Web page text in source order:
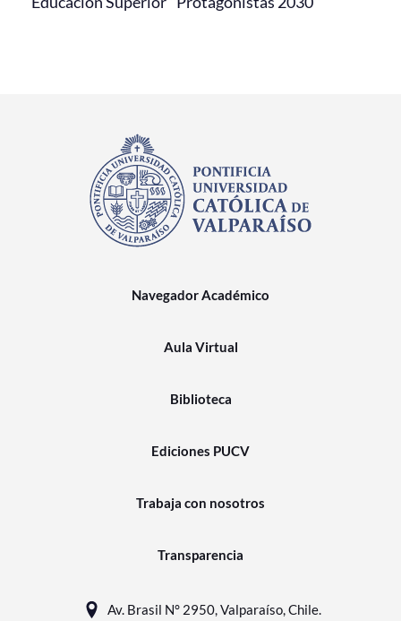
Navegador Académico
Aula Virtual
Biblioteca
Ediciones PUCV
Trabaja con nosotros
Transparencia
Av. Brasil N° 2950, Valparaíso, Chile.